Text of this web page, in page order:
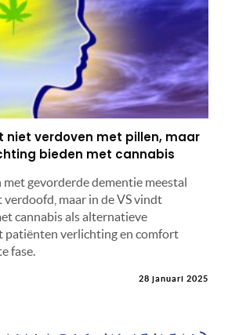
niet verdoven met pillen, maar
bieden met cannabis
gevorderde dementie meestal
maar in de VS vindt
cannabis als alternatieve
patiënten verlichting en comfort
fase.
28 januari 2025